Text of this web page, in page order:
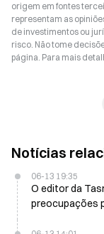
origem em fontes
representam as
de investimentos ou
risco. Não tome
página. Para mais
Notícias
06-13 19:35
O editor da
preocupações